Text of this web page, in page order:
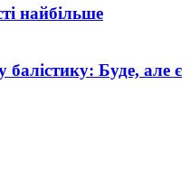
найбільше
балістику: Буде, але є